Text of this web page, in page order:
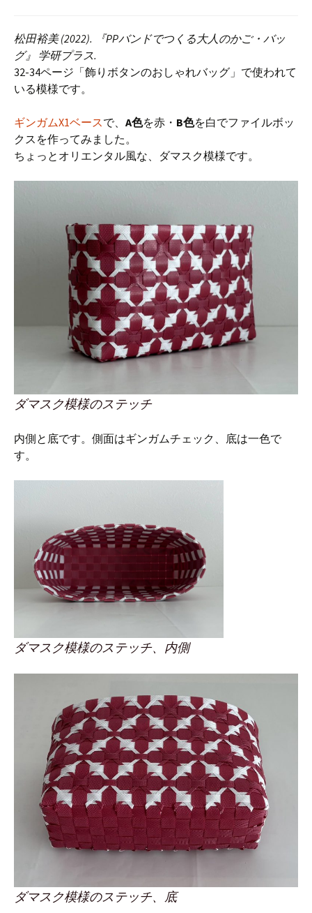
松田裕美 (2022). 『PPバンドでつくる大人のかご・バッ
グ』 学研プラス.
32-34ページ「飾りボタンのおしゃれバッグ」で使われて
いる模様です。
ギンガムX1ベースで、 A色を赤・ B色を白でファイルボッ
クスを作ってみました。
ちょっとオリエンタル風な、ダマスク模様です。
ダマスク模様のステッチ
内側と底です。側面はギンガムチェック、底は一色で
す。
ダマスク模様のステッチ、内側
ダマスク模様のステッチ、底